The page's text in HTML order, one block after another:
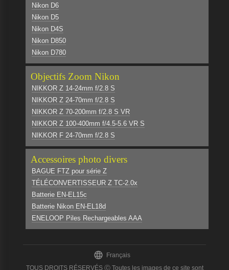
Nikon D6
Nikon D5
Nikon D4S
Nikon D850
Nikon D780
Objectifs Zoom Nikon
NIKKOR Z 14-24mm f/2.8 S
NIKKOR Z 24-70mm f/2.8 S
NIKKOR Z 70-200mm f/2.8 S VR
NIKKOR Z 100-400mm f/4.5-5.6 VR S
NIKKOR F 24-70mm f/2.8 S
Accessoires photo divers
BAGUE FTZ pour série Z
TÉLÉCONVERTISSEUR Z TC-2.0x
Batterie EN-EL15c
Batterie Nikon EN-EL18d
ENELOOP Piles Rechargeables AAA
 Français
TOUS DROITS RÉSERVÉS Ⓒ Toutes les images de ce site sont